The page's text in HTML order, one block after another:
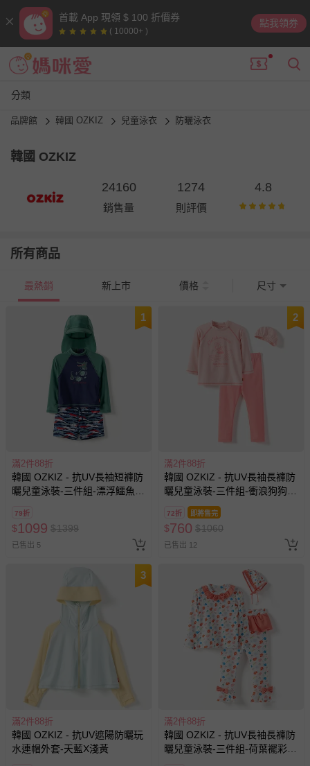
首載 App 現領 $ 100 折價券
( 10000+ )
點我領券
分類
品牌館 韓國 OZKIZ 兒童泳衣 防曬泳衣
韓國 OZKIZ
24160
銷售量
1274
則評價
4.8
所有商品
最熱銷 新上市 價格 尺寸
1
滿2件88折
韓國 OZKIZ - 抗UV長袖短褲防
曬兒童泳裝-三件組-漂浮鱷魚-
79折
$1099 $1399
已售出 5
2
滿2件88折
韓國 OZKIZ - 抗UV長袖長褲防
曬兒童泳裝-三件組-衝浪狗狗-
72折 即將售完
$760 $1060
已售出 12
3
滿2件88折
韓國 OZKIZ - 抗UV遮陽防曬玩
水連帽外套-天藍X淺黃
滿2件88折
韓國 OZKIZ - 抗UV長袖長褲防
曬兒童泳裝-三件組-荷葉襬彩繪